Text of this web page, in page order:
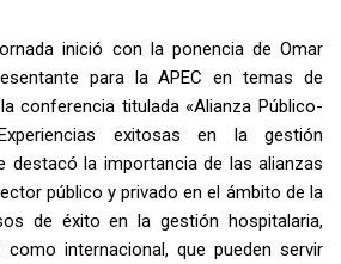
inició con la ponencia de Omar
para la APEC en temas de
conferencia titulada «Alianza Público-
exitosas en la gestión
destacó la importancia de las alianzas
público y privado en el ámbito de la
de éxito en la gestión hospitalaria,
internacional, que pueden servir